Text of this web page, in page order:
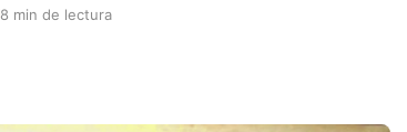
8 min de lectura